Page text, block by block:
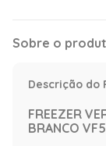
Sobre o
Descrição do
FREEZER
BRANCO